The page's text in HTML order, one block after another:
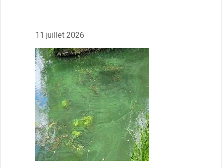
Environnement et cadre de vie
Affichage libre
Gestion des déchets
Déchetterie
Collectes
Points « apport volontaire »
Compostage
Canipoches
Nuisibles
Rapports annuels des services
11 juillet 2026